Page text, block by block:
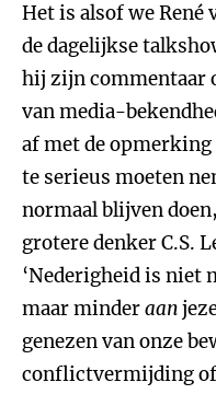
Het is alsof we René
de dagelijkse
hij zijn commentaar
van media-
af met de
te serieus moeten
normaal blijven
grotere denker C.S.
‘Nederigheid is niet
maar minderaan
genezen van onze
conflictvermijding of